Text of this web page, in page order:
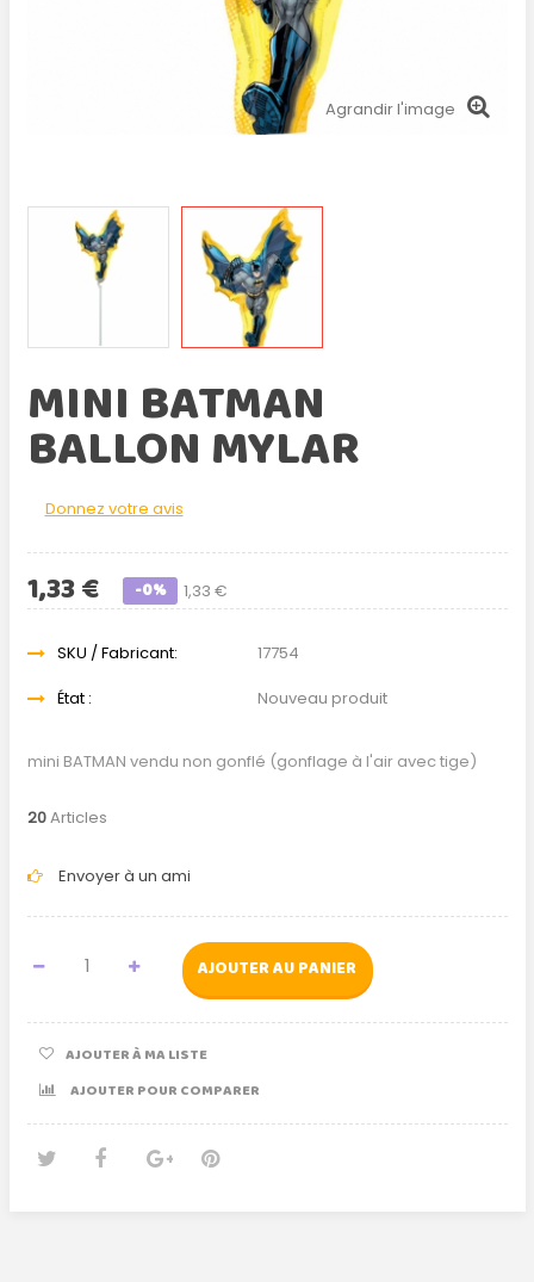
Agrandir l'image
MINI BATMAN
BALLON MYLAR
Donnez votre avis
1,33 €
1,33 € -0%
SKU / Fabricant:
17754
État :
Nouveau produit
mini BATMAN vendu non gonflé (gonflage à l'air avec tige)
20Articles
Envoyer à un ami
AJOUTER AU PANIER
AJOUTER À MA LISTE
AJOUTER POUR COMPARER